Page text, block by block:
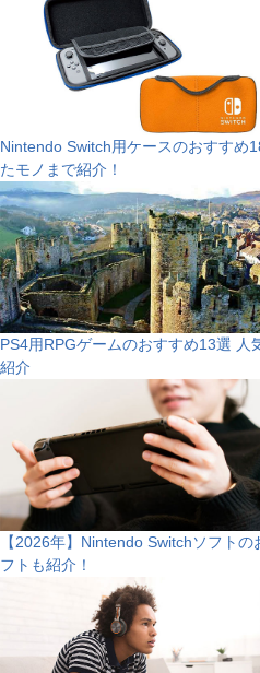
Nintendo Switch用ケースのおすすめ
たモノまで紹介！
PS4用RPGゲームのおすすめ13選
紹介
【2026年】Nintendo Switchソフト
フトも紹介！